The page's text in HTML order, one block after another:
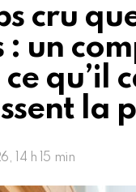
cru
: un
ce
la
14 h 15 min